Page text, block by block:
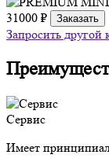
31000 ₽ Заказать
Запросить другой
Сервис
Имеет